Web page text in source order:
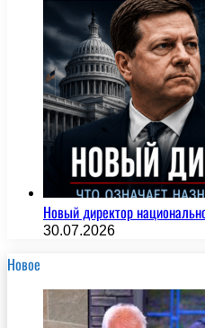
Новый директор
30.07.2026
Новое